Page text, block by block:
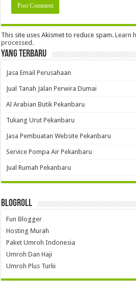
This site uses Akismet to reduce spam.Learn
processed.
Yang Terbaru
Jasa Email Perusahaan
Jual Tanah Jalan Perwira Dumai
Al Arabian Butik Pekanbaru
Tukang Urut Pekanbaru
Jasa Pembuatan Website Pekanbaru
Service Pompa Air Pekanbaru
Jual Rumah Pekanbaru
Blogroll
Fun Blogger
Hosting Murah
Paket Umroh Indonesia
Umroh Dan Haji
Umroh Plus Turki